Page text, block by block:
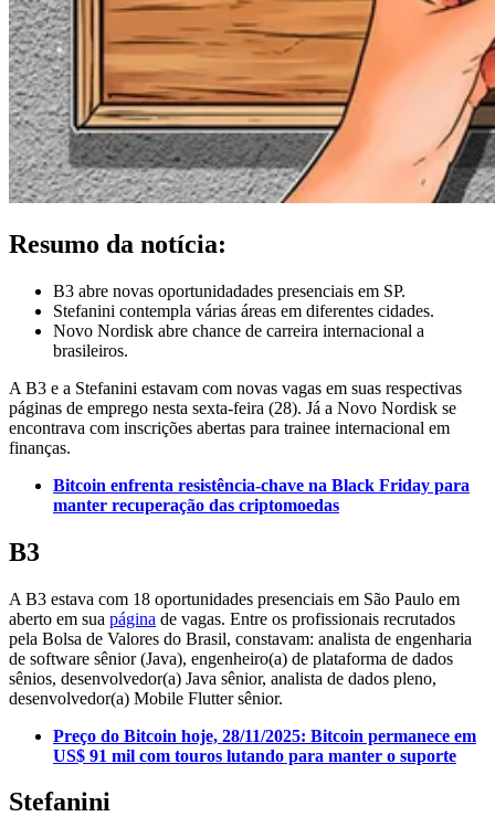
Resumo da notícia:
B3 abre novas oportunidadades presenciais em SP.
Stefanini contempla várias áreas em diferentes cidades.
Novo Nordisk abre chance de carreira internacional a
brasileiros.
A B3 e a Stefanini estavam com novas vagas em suas respectivas
páginas de emprego nesta sexta-feira (28). Já a Novo Nordisk se
encontrava com inscrições abertas para trainee internacional em
finanças.
Bitcoin enfrenta resistência-chave na Black Friday para
manter recuperação das criptomoedas
B3
A B3 estava com 18 oportunidades presenciais em São Paulo em
aberto em sua página de vagas. Entre os profissionais recrutados
pela Bolsa de Valores do Brasil, constavam: analista de engenharia
de software sênior (Java), engenheiro(a) de plataforma de dados
sênios, desenvolvedor(a) Java sênior, analista de dados pleno,
desenvolvedor(a) Mobile Flutter sênior.
Preço do Bitcoin hoje, 28/11/2025: Bitcoin permanece em
US$ 91 mil com touros lutando para manter o suporte
Stefanini